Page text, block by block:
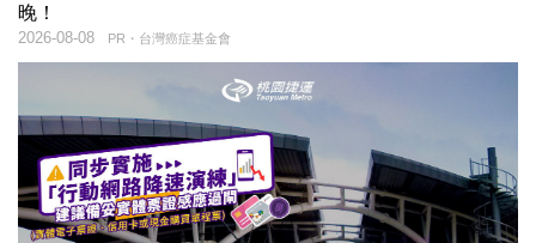
晚！
PR・台灣癌症基金會
2026-08-08